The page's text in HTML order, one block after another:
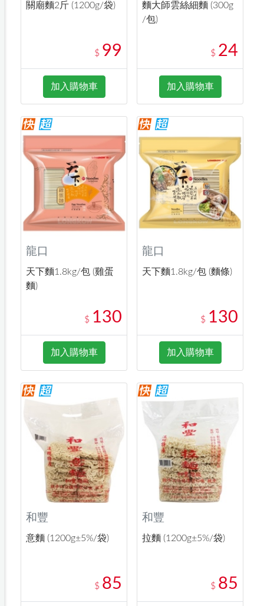
關廟麵2斤 (1200g/袋)
$ 99
加入購物車
麵大師雲絲細麵 (300g
/包)
$ 24
加入購物車
龍口
天下麵1.8kg/包 (雞蛋
麵)
$ 130
加入購物車
龍口
天下麵1.8kg/包 (麵條)
$ 130
加入購物車
和豐
意麵 (1200g±5%/袋)
$ 85
和豐
拉麵 (1200g±5%/袋)
$ 85